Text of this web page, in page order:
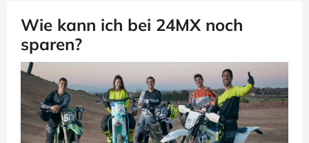
Wie kann ich bei 24MX noch
sparen?